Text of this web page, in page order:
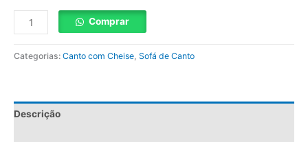
Comprar
Categorias: Canto com Cheise, Sofá de Canto
Descrição